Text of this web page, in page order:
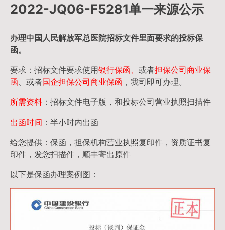
2022-JQ06-F5281单一来源公示
办理中国人民解放军总医院招标文件里面要求的投标保
函。
要求：招标文件要求使用银行保函、 或者担保公司商业保
函 、或者国企担保公司商业保函 ，我司即可办理。
所需资料 ：招标文件电子版，和投标公司营业执照扫描件
出函时间 ：半小时内出函
给您提供：保函，担保机构营业执照复印件，资质证书复
印件，发您扫描件，顺丰寄出原件
以下是保函办理案例图：